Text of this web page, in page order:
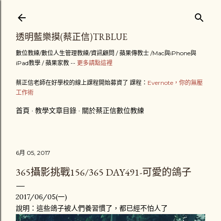
透明藍樂摸(蔡正信)TRBLUE
數位教練/數位人生管理教練/資訊顧問 / 蘋果傳教士 /Mac與iPhone與
iPad教學 / 蘋果家教 -- 更多請點這裡
蔡正信老師在好學校的線上課程開始募資了 課程： Evernote，你的無壓
工作術
首頁 教學文章目錄 關於蔡正信數位教練
6月 05, 2017
365攝影挑戰156/365 DAY491-可愛的鴿子
2017/06/05(一)
說明：這些鴿子被人們養習慣了，都已經不怕人了